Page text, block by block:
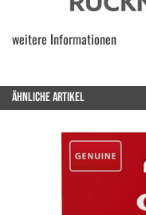
weitere Informationen
ÄHNLICHE ARTIKEL